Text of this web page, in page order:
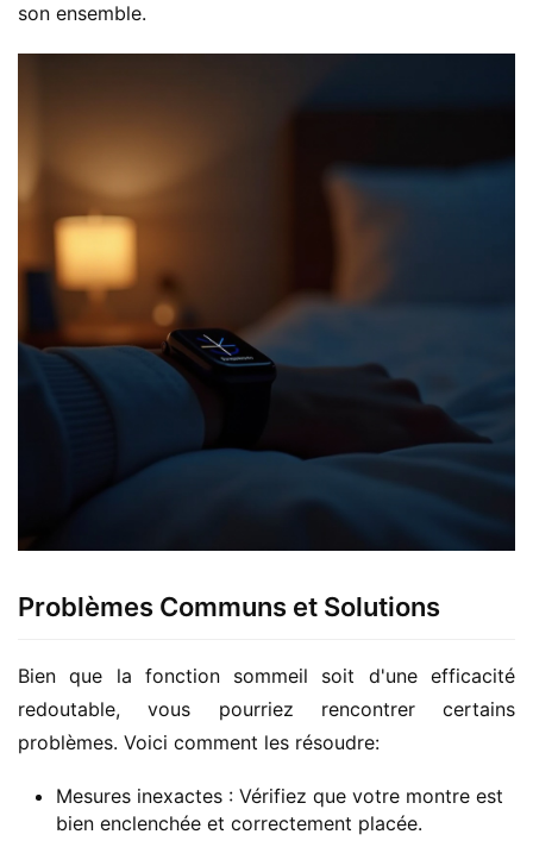
son ensemble.
Problèmes Communs et Solutions
Bien que la fonction sommeil soit d'une efficacité
redoutable, vous pourriez rencontrer certains
problèmes. Voici comment les résoudre:
Mesures inexactes : Vérifiez que votre montre est
bien enclenchée et correctement placée.